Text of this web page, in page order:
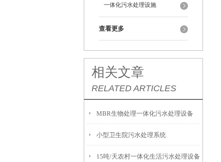
一体化污水处理设施
查看更多
相关文章
RELATED ARTICLES
MBR生物处理一体化污水处理设备
小型卫生院污水处理系统
15吨/天农村一体化生活污水处理设备